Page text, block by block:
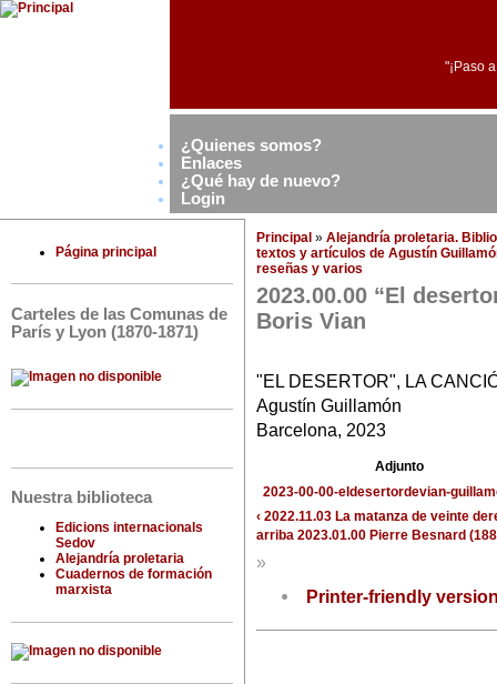
"¡Paso
¿Quienes somos?
Enlaces
¿Qué hay de nuevo?
Login
Página principal
Carteles de las Comunas de
París y Lyon (1870-1871)
Nuestra biblioteca
Edicions internacionals
Sedov
Alejandría proletaria
Cuadernos de formación
marxista
Principal » Alejandría proletaria.
textos y artículos de Agustín
reseñas y varios
2023.00.00 “El
Boris Vian
"EL DESERTOR", LA
Agustín Guillamón
Barcelona, 2023
Adjunto
2023-00-00-eldesertordevian-
‹ 2022.11.03 La matanza de veinte
arriba 2023.01.00 Pierre Besnard
»
Printer-friendly